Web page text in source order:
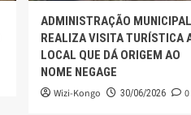
ADMINISTRAÇÃO MUNICIPAL
REALIZA VISITA TURÍSTICA
LOCAL QUE DÁ ORIGEM AO
NOME NEGAGE
Wizi-Kongo 30/06/2026 0